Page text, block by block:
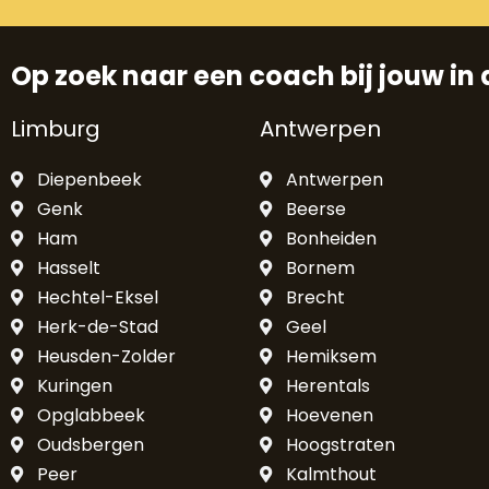
Op zoek naar een coach bij jouw in
Limburg
Diepenbeek
Genk
Ham
Hasselt
Hechtel-Eksel
Herk-de-Stad
Heusden-Zolder
Kuringen
Opglabbeek
Oudsbergen
Peer
Antwerpen
Antwerpen
Beerse
Bonheiden
Bornem
Brecht
Geel
Hemiksem
Herentals
Hoevenen
Hoogstraten
Kalmthout